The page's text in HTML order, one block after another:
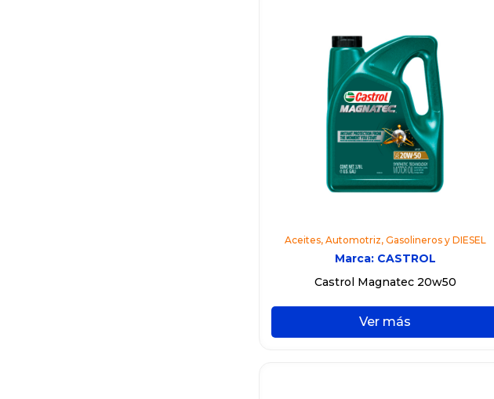
Aceites, Automotriz, Gasolineros y DIESEL
Marca: CASTROL
Castrol Magnatec 20w50
Ver más